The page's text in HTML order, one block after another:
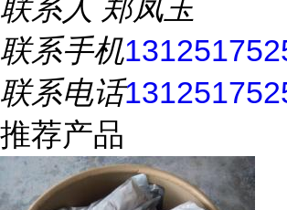
联系人 郑凤玉
联系手机
联系电话
推荐产品